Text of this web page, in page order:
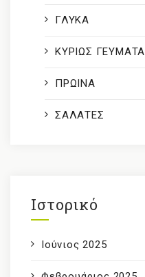
ΓΛΥΚΑ
ΚΥΡΙΩΣ ΓΕΥΜΑΤΑ
ΠΡΩΙΝΑ
ΣΑΛΑΤΕΣ
Ιστορικό
Ιούνιος 2025